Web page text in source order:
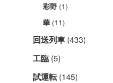
彩野 (1)
華 (11)
回送列車 (433)
工臨 (5)
試運転(145)